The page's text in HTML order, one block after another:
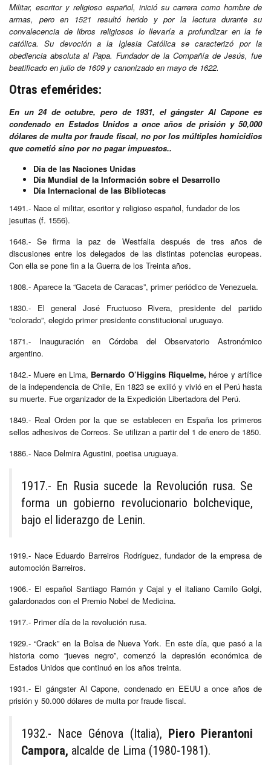
Militar, escritor y religioso español, inició su carrera como hombre de
armas, pero en 1521 resultó herido y por la lectura durante su
convalecencia de libros religiosos lo llevaría a profundizar en la fe
católica.Su devoción a la Iglesia Católicase caracterizó por la
obediencia absoluta al Papa. Fundador de la Compañía de Jesús, fue
beatificado en julio de 1609 y canonizado en mayo de 1622.
Otras efemérides:
En un 24 de octubre, pero de 1931, el gángster Al Capone es
condenado en Estados Unidos a once años de prisión y 50,000
dólares de multa por fraude fiscal, no por los múltiples homicidios
que cometió sino por no pagar impuestos..
Día de las Naciones Unidas
Día Mundial de la Información sobre el Desarrollo
Día Internacional de las Bibliotecas
1491.- Nace el militar, escritor y religioso español, fundador de los
jesuitas (f. 1556).
1648.- Se firma la paz de Westfalia después de tres años de
discusiones entre los delegados de las distintas potencias europeas.
Con ella se pone fin a la Guerra de los Treinta años.
1808.- Aparece la “Gaceta de Caracas”, primer periódico de Venezuela.
1830.- El general José Fructuoso Rivera, presidente del partido
“colorado”, elegido primer presidente constitucional uruguayo.
1871.- Inauguración en Córdoba del Observatorio Astronómico
argentino.
1842.- Muere en Lima, Bernardo O’Higgins Riquelme, héroe y artífice
de la independencia de Chile, En 1823 se exilió y vivió en el Perú hasta
su muerte. Fue organizador de la Expedición Libertadora del Perú.
1849.- Real Orden por la que se establecen en España los primeros
sellos adhesivos de Correos. Se utilizan a partir del 1 de enero de 1850.
1886.- Nace Delmira Agustini, poetisa uruguaya.
1917.- En Rusia sucede la Revolución rusa. Se
forma un gobierno revolucionario bolchevique,
bajo el liderazgo de Lenin.
1919.- Nace Eduardo Barreiros Rodríguez, fundador de la empresa de
automoción Barreiros.
1906.- El español Santiago Ramón y Cajal y el italiano Camilo Golgi,
galardonados con el Premio Nobel de Medicina.
1917.- Primer día de la revolución rusa.
1929.- “Crack” en la Bolsa de Nueva York. En este día, que pasó a la
historia como “jueves negro”, comenzó la depresión económica de
Estados Unidos que continuó en los años treinta.
1931.- El gángster Al Capone, condenado en EEUU a once años de
prisión y 50.000 dólares de multa por fraude fiscal.
1932.- Nace Génova (Italia), Piero Pierantoni
Campora, alcalde de Lima (1980-1981).